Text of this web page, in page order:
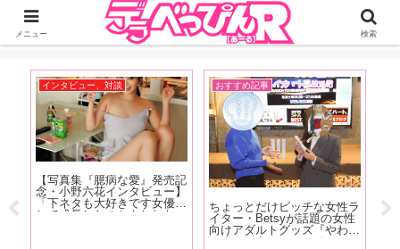
ジーオーティーが運営するちょっとHなニュースサイ。サイト内のリンクには
DMMアフィリエイトが含まれているものがあります
インタビュー、対談
【写真集『臆病な愛』発売記
念・小野六花インタビュー】
「下ネタも大好きです女優と
して成長したのかもしれない
おすすめ記事
ちょっとだけビッチな女性ラ
イター・Betsyが話題の女性
向けアダルトグッズ『やわら
かまんぼう ファースト』の
ー
女
メニュー 検索